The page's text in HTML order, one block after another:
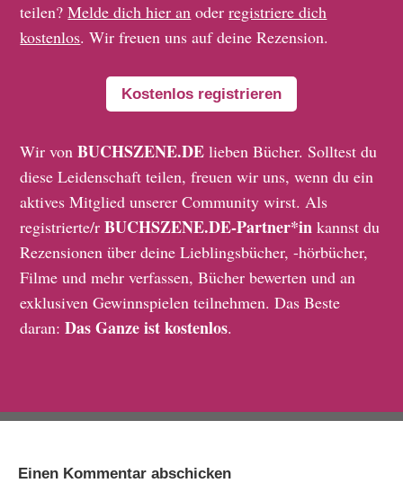
teilen?Melde dich hier an oderregistriere dich
kostenlos. Wir freuen uns auf deine Rezension.
Kostenlos registrieren
Wir vonBUCHSZENE.DE lieben Bücher. Solltest du
diese Leidenschaft teilen, freuen wir uns, wenn du ein
aktives Mitglied unserer Community wirst. Als
registrierte/rBUCHSZENE.DE-Partner*in kannst du
Rezensionen über deine Lieblingsbücher, -hörbücher,
Filme und mehr verfassen, Bücher bewerten und an
exklusiven Gewinnspielen teilnehmen. Das Beste
daran:Das Ganze ist kostenlos.
Einen Kommentar abschicken